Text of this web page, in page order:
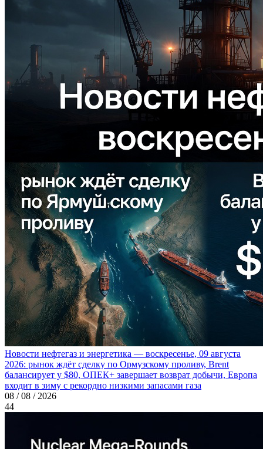
Новости нефтегаз и энергетика — воскресенье, 09 августа
2026: рынок ждёт сделку по Ормузскому проливу, Brent
балансирует у $80, ОПЕК+ завершает возврат добычи, Европа
входит в зиму с рекордно низкими запасами газа
08 / 08 / 2026
44